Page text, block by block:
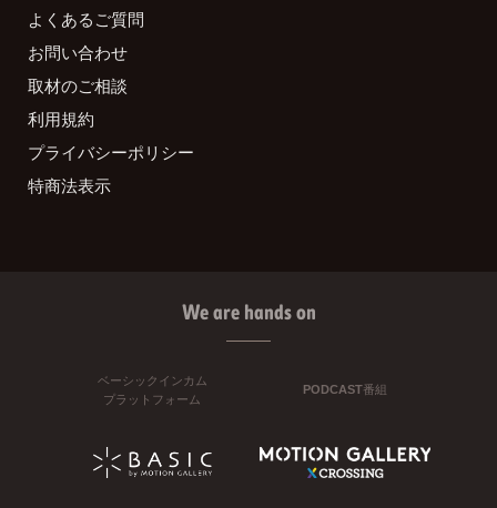
よくあるご質問
お問い合わせ
取材のご相談
利用規約
プライバシーポリシー
特商法表示
We are hands on
ベーシックインカム
プラットフォーム
PODCAST番組